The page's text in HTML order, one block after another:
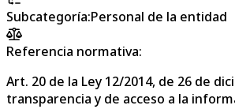
Subcategoría:Personal de la entidad
Referencia normativa:
Art. 20 de la Ley 12/2014, de 26 de
transparencia y de acceso a la